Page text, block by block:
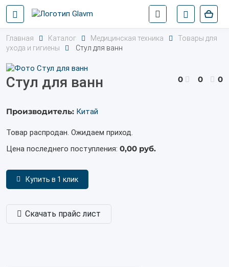
Главная Каталог Медицинская техника
Товары для
ухода и гигиены
Стул для ванн
Стул для ванн 0 0 0
Производитель: Китай
Товар распродан. Ожидаем приход.
Цена последнего поступления: 0,00 руб.
Купить в 1 клик
Скачать прайс лист